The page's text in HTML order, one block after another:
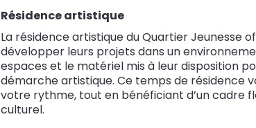
Résidence artistique
La résidence artistique du Quartier Jeunesse
développer leurs projets dans un
espaces et le matériel mis à leur disposition
démarche artistique. Ce temps de résidence
votre rythme, tout en bénéficiant d’un cadre
culturel.